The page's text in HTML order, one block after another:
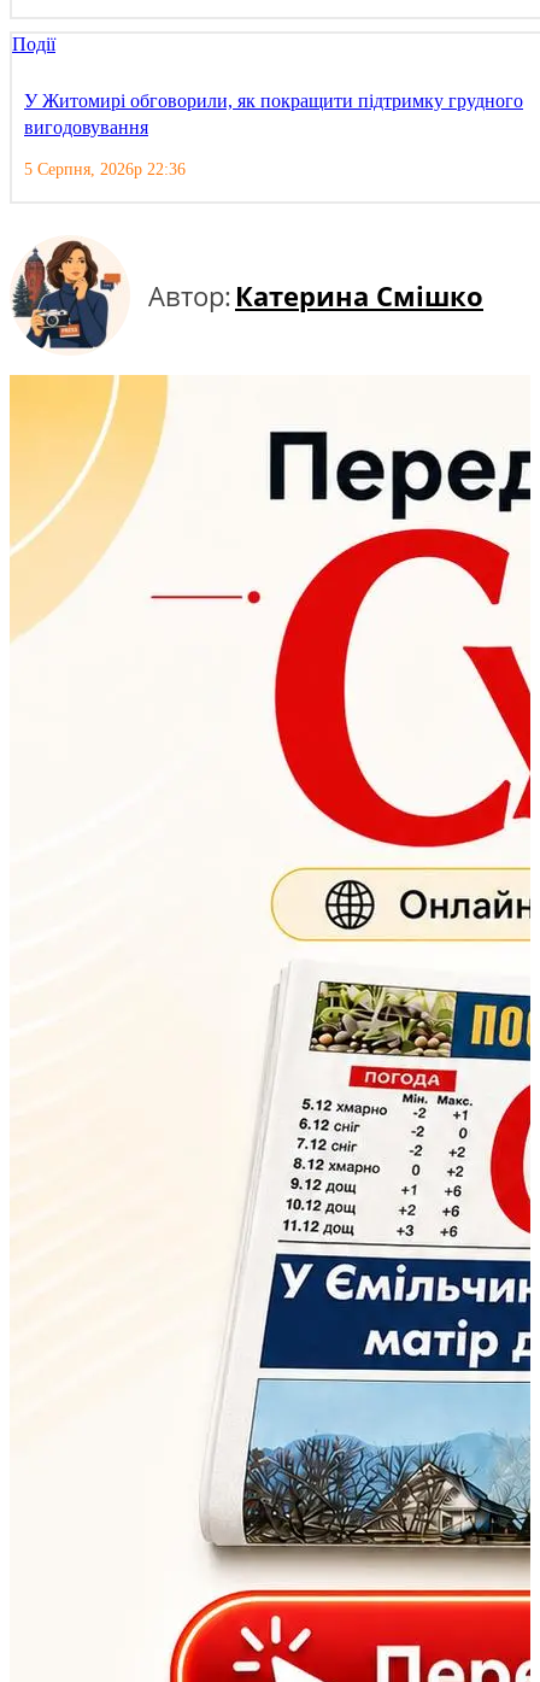
Події
У Житомирі обговорили, як покращити підтримку грудного
вигодовування
5 Серпня, 2026р 22:36
Автор: Катерина Смішко